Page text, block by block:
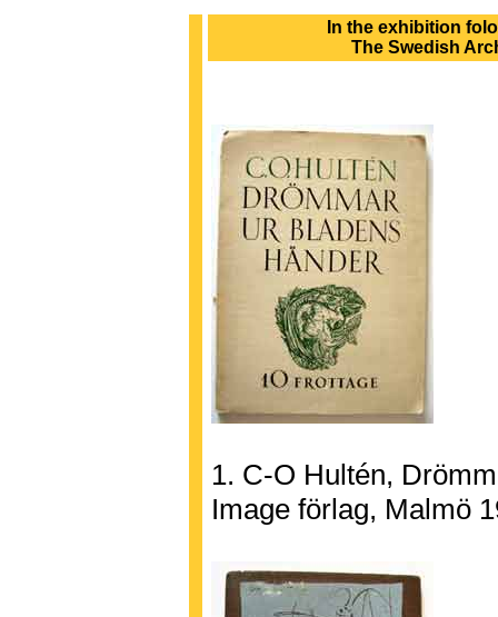
In the exhibition
The Swedish
1. C-O Hultén,
Image förlag, Malmö